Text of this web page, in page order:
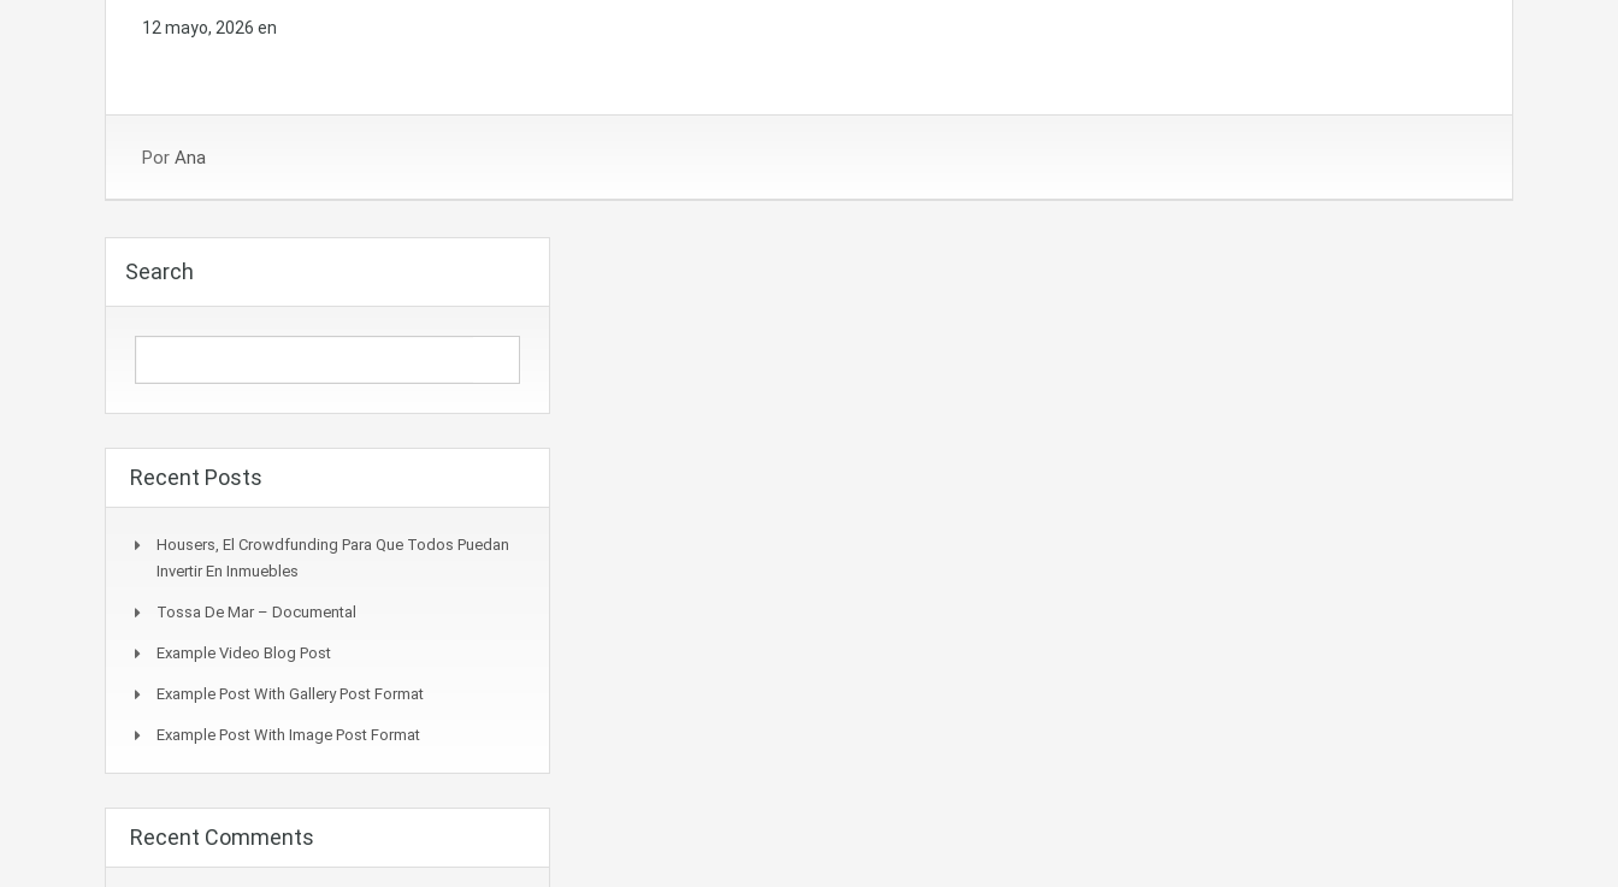
12 mayo, 2026 en
Por Ana
Search
Recent Posts
Housers, El Crowdfunding Para Que Todos Puedan
Invertir En Inmuebles
Tossa De Mar – Documental
Example Video Blog Post
Example Post With Gallery Post Format
Example Post With Image Post Format
Recent Comments